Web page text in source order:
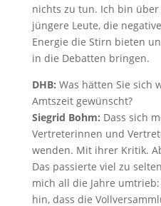
nichts zu tun. Ich bin
jüngere Leute, die
Energie die Stirn bieten
in die Debatten bringen.
DHB: Was hätten Sie sich
Amtszeit gewünscht?
Siegrid Bohm: Dass sich
Vertreterinnen und
wenden. Mit ihrer Kritik.
Das passierte viel zu
mich all die Jahre
hin, dass die